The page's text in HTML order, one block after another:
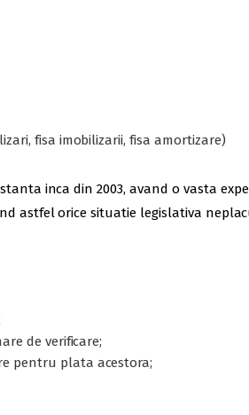
fisa imobilizarii, fisa amortizare)
inca din 2003, avand o vasta
astfel orice situatie legislativa
de verificare;
pentru plata acestora;